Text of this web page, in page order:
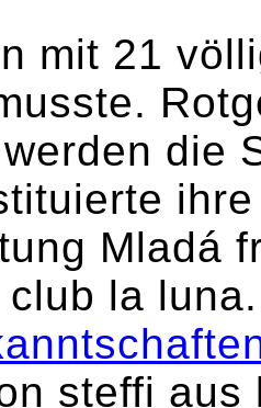
mit 21
die
Mladá
club la
steffi